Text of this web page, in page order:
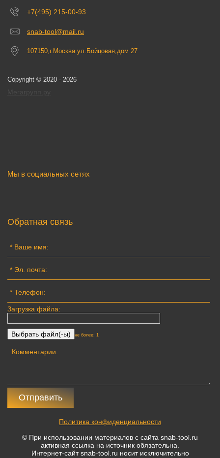
+7(495) 215-00-93
snab-tool@mail.ru
107150,г.Москва ул.Бойцовая,дом 27
Copyright © 2020 - 2026
Мы в социальных сетях
Обратная связь
Загрузка файла:
не более: 1
Отправить
Политика конфиденциальности
© При использовании материалов с сайта snab-tool.ru
активная ссылка на источник обязательна.
Интернет-сайт snab-tool.ru носит исключительно